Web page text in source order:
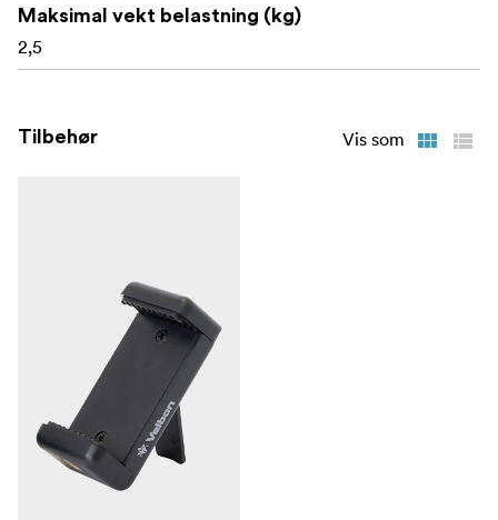
Maksimal vekt belastning (kg)
2,5
Tilbehør Vis som